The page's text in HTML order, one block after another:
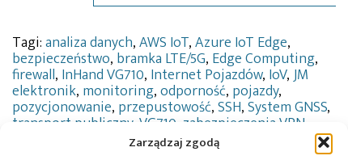
Zarządzaj zgodą
Tagi:analiza danych,AWS IoT,Azure IoT Edge,
bezpieczeństwo,bramka LTE/5G, Edge Computing,
firewall, InHand VG710, Internet Pojazdów, IoV,JM
elektronik, monitoring,odporność, pojazdy,
pozycjonowanie, przepustowość,SSH,System GNSS,
transport publiczny, VG710 zabezpieczenia VPN
żyroskop